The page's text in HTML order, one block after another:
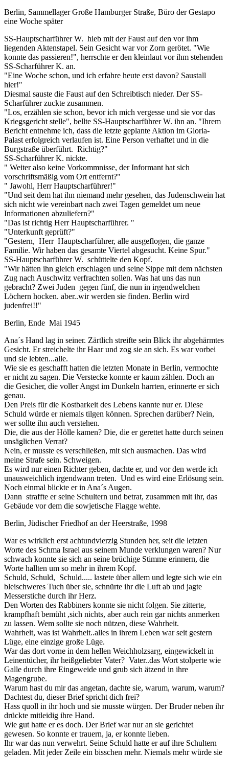
Berlin, Sammellager Große Hamburger Straße, Büro der Gestapo
eine Woche später
SS-Hauptscharführer W. hieb mit der Faust auf den vor ihm
liegenden Aktenstapel. Sein Gesicht war vor Zorn gerötet. "Wie
konnte das passieren!", herrschte er den kleinlaut vor ihm stehenden
SS-Scharführer K. an.
"Eine Woche schon, und ich erfahre heute erst davon? Saustall
hier!"
Diesmal sauste die Faust auf den Schreibtisch nieder. Der SS-
Scharführer zuckte zusammen.
"Los, erzählen sie schon, bevor ich mich vergesse und sie vor das
Kriegsgericht stelle", bellte SS-Hauptscharführer W. ihn an. "Ihrem
Bericht entnehme ich, dass die letzte geplante Aktion im Gloria-
Palast erfolgreich verlaufen ist. Eine Person verhaftet und in die
Burgstraße überführt. Richtig?"
SS-Scharführer K. nickte.
" Weiter also keine Vorkommnisse, der Informant hat sich
vorschriftsmäßig vom Ort entfernt?"
" Jawohl, Herr Hauptscharführer!"
"Und seit dem hat ihn niemand mehr gesehen, das Judenschwein hat
sich nicht wie vereinbart nach zwei Tagen gemeldet um neue
Informationen abzuliefern?"
"Das ist richtig Herr Hauptscharführer. "
"Unterkunft geprüft?"
"Gestern, Herr Hauptscharführer, alle ausgeflogen, die ganze
Familie. Wir haben das gesamte Viertel abgesucht. Keine Spur."
SS-Hauptscharführer W. schüttelte den Kopf.
"Wir hätten ihn gleich erschlagen und seine Sippe mit dem nächsten
Zug nach Auschwitz verfrachten sollen. Was hat uns das nun
gebracht? Zwei Juden gegen fünf, die nun in irgendwelchen
Löchern hocken. aber..wir werden sie finden. Berlin wird
judenfrei!!"
Berlin, Ende Mai 1945
Ana´s Hand lag in seiner. Zärtlich streifte sein Blick ihr abgehärmtes
Gesicht. Er streichelte ihr Haar und zog sie an sich. Es war vorbei
und sie lebten...alle.
Wie sie es geschafft hatten die letzten Monate in Berlin, vermochte
er nicht zu sagen. Die Verstecke konnte er kaum zählen. Doch an
die Gesicher, die voller Angst im Dunkeln harrten, erinnerte er sich
genau.
Den Preis für die Kostbarkeit des Lebens kannte nur er. Diese
Schuld würde er niemals tilgen können. Sprechen darüber? Nein,
wer sollte ihn auch verstehen.
Die, die aus der Hölle kamen? Die, die er gerettet hatte durch seinen
unsäglichen Verrat?
Nein, er musste es verschließen, mit sich ausmachen. Das wird
meine Strafe sein. Schweigen.
Es wird nur einen Richter geben, dachte er, und vor den werde ich
unausweichlich irgendwann treten. Und es wird eine Erlösung sein.
Noch einmal blickte er in Ana´s Augen.
Dann straffte er seine Schultern und betrat, zusammen mit ihr, das
Gebäude vor dem die sowjetische Flagge wehte.
Berlin, Jüdischer Friedhof an der Heerstraße, 1998
War es wirklich erst achtundvierzig Stunden her, seit die letzten
Worte des Schma Israel aus seinem Munde verklungen waren? Nur
schwach konnte sie sich an seine brüchige Stimme erinnern, die
Worte hallten um so mehr in ihrem Kopf.
Schuld, Schuld, Schuld..... lastete über allem und legte sich wie ein
bleischweres Tuch über sie, schnürte ihr die Luft ab und jagte
Messerstiche durch ihr Herz.
Den Worten des Rabbiners konnte sie nicht folgen. Sie zitterte,
krampfhaft bemüht ,sich nichts, aber auch rein gar nichts anmerken
zu lassen. Wem sollte sie noch nützen, diese Wahrheit.
Wahrheit, was ist Wahrheit..alles in ihrem Leben war seit gestern
Lüge, eine einzige große Lüge.
War das dort vorne in dem hellen Weichholzsarg, eingewickelt in
Leinentücher, ihr heißgeliebter Vater? Vater..das Wort stolperte wie
Galle durch ihre Eingeweide und grub sich ätzend in ihre
Magengrube.
Warum hast du mir das angetan, dachte sie, warum, warum, warum?
Dachtest du, dieser Brief spricht dich frei?
Hass quoll in ihr hoch und sie musste würgen. Der Bruder neben ihr
drückte mitleidig ihre Hand.
Wie gut hatte er es doch. Der Brief war nur an sie gerichtet
gewesen. So konnte er trauern, ja, er konnte lieben.
Ihr war das nun verwehrt. Seine Schuld hatte er auf ihre Schultern
geladen. Mit jeder Zeile ein bisschen mehr. Niemals mehr würde sie